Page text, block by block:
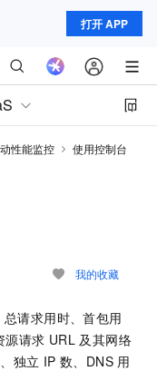
打开 APP
性能监控
使用控制台
我的收藏
请求用时、首包用
请求 URL 及其网络
独立 IP 数、DNS 用